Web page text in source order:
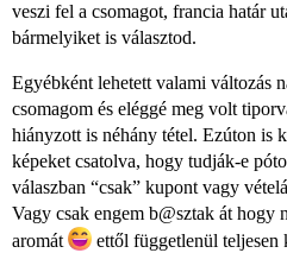
veszi fel a csomagot, francia határ
bármelyiket is választod.
Egyébként lehetett valami változás
csomagom és eléggé meg volt
hiányzott is néhány tétel. Ezúton
képeket csatolva, hogy tudják-e
válaszban “csak” kupont vagy
Vagy csak engem b@sztak át hogy
aromát
ettől függetlenül teljesen